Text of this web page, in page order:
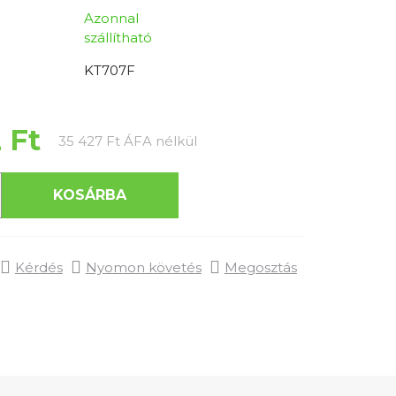
Azonnal
szállítható
KT707F
Ft 35 427 Ft ÁFA nélkülEgységár:
KOSÁRBA
Kérdés Nyomon követés Megosztás